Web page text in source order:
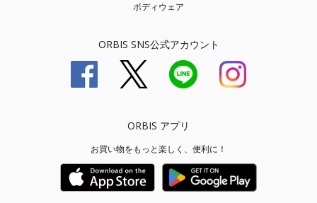
ボディウェア
ORBIS SNS公式アカウント
ORBIS アプリ
お買い物をもっと楽しく、便利に！